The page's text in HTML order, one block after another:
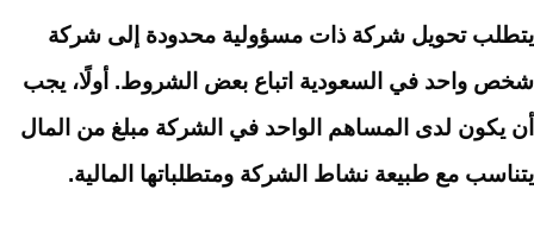
يتطلب تحويل شركة ذات مسؤولية محدودة إلى شركة
شخص واحد في السعودية اتباع بعض الشروط. أولًا، يجب
أن يكون لدى المساهم الواحد في الشركة مبلغ من المال
يتناسب مع طبيعة نشاط الشركة ومتطلباتها المالية.